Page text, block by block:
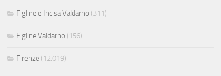
Figline e Incisa Valdarno (311)
Figline Valdarno (156)
Firenze (12.019)